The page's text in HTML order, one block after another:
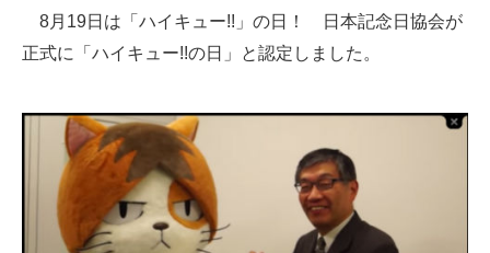
ITの今と未来を見通す
進化するPCとデバイスの未来
好きが集まる 比べて選べる
ビジネスと働き方のヒント
8月19日は「ハイキュー!!」の日！ 日本記念日協会が
正式に「ハイキュー!!の日」と認定しました。